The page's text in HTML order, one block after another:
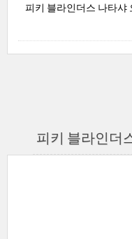
피키 블라인더스 나타샤
피키 블라인더